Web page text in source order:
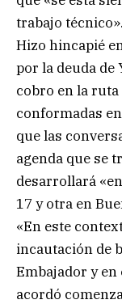
trabajo técnico».
Hizo hincapié
por la deuda de
cobro en la
conformadas
que las
agenda que se
desarrollará
17 y otra en
«En este
incautación de
Embajador y en
acordó